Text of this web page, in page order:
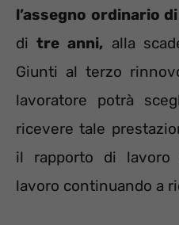
l’assegno ordinario
di tre anni,alla
Giunti al terzo
lavoratore potrà
ricevere tale
il rapporto di lavoro
lavoro continuando a